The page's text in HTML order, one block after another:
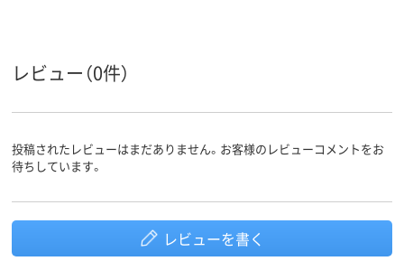
レビュー（0件）
投稿されたレビューはまだありません。お客様のレビューコメントをお
待ちしています。
レビューを書く